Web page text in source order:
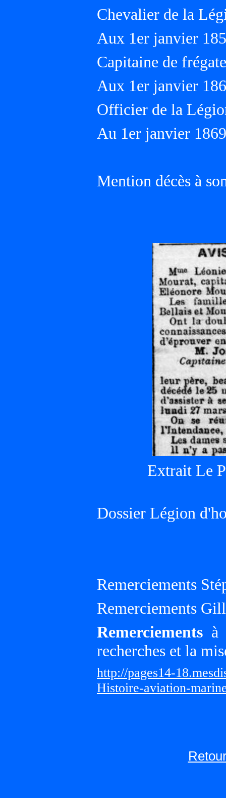
Chevalier de la
Aux 1er janvier
Capitaine de
Aux 1er janvier
Officier de la
Au 1er janvier
Mention décès à
Extrait Le
Dossier Légion
Remerciements
Remerciements
Remerciements à
recherches et la
http://pages14-
Histoire-aviation-